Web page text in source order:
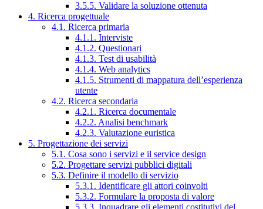
3.5.5. Validare la soluzione ottenuta
4. Ricerca progettuale
4.1. Ricerca primaria
4.1.1. Interviste
4.1.2. Questionari
4.1.3. Test di usabilità
4.1.4. Web analytics
4.1.5. Strumenti di mappatura dell’esperienza
utente
4.2. Ricerca secondaria
4.2.1. Ricerca documentale
4.2.2. Analisi benchmark
4.2.3. Valutazione euristica
5. Progettazione dei servizi
5.1. Cosa sono i servizi e il service design
5.2. Progettare servizi pubblici digitali
5.3. Definire il modello di servizio
5.3.1. Identificare gli attori coinvolti
5.3.2. Formulare la proposta di valore
5.3.3. Inquadrare gli elementi costitutivi del